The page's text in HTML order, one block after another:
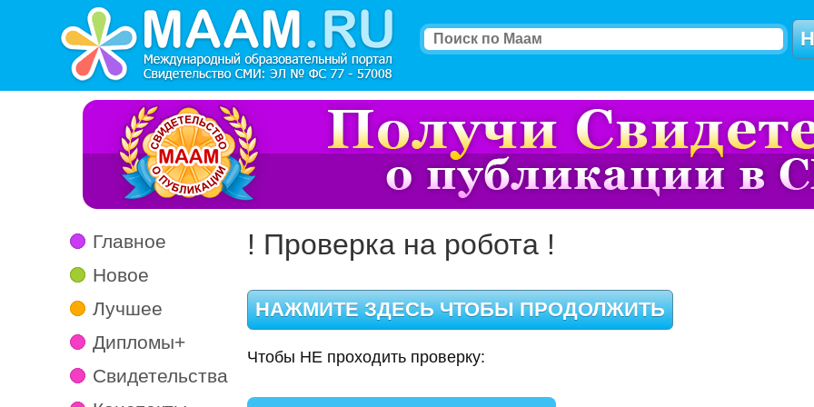
Главное
Новое
Лучшее
Дипломы+
Свидетельства
! Проверка на робота !
Чтобы НЕ проходить проверку: